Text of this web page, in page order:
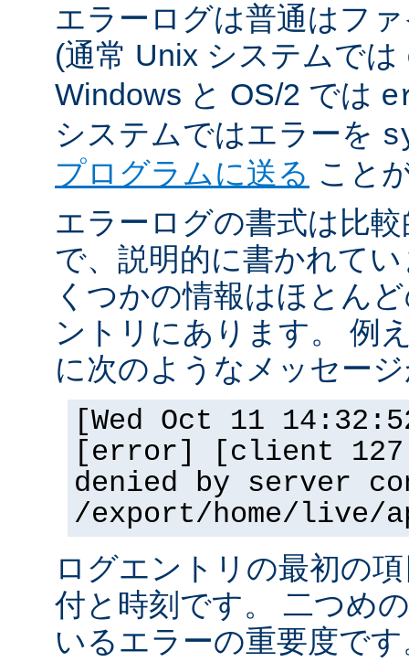
エラーログは普通はフ
(通常 Unix システムでは
Windows と OS/2 では
システムではエラーを
プログラムに送る こと
エラーログの書式は比
で、説明的に書かれて
くつかの情報はほとん
ントリにあります。 例
に次のようなメッセー
[Wed Oct 11
[error] [client
denied by server
/export/home/live/
ログエントリの最初の
付と時刻です。 二つめ
いるエラーの重要度で